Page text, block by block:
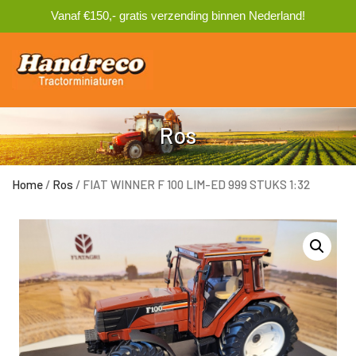
Vanaf €150,- gratis verzending binnen Nederland!
Ros
Home / Ros / FIAT WINNER F 100 LIM-ED 999 STUKS 1:32